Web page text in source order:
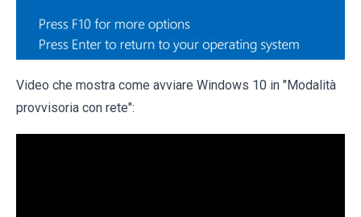
Video che mostra come avviare Windows 10 in "Modalità
provvisoria con rete":